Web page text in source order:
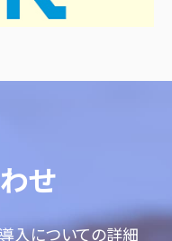
せ
入についての詳細